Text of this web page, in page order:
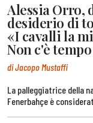
Alessia Orro,
desiderio di
«I cavalli la
Non c'è
di Jacopo Mustaffi
La palleggiatrice della
Fenerbahçe è